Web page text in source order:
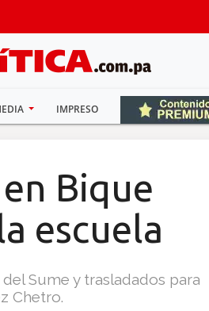
IMPRESO
Bique
escuela
Sume y trasladados para
Chetro.